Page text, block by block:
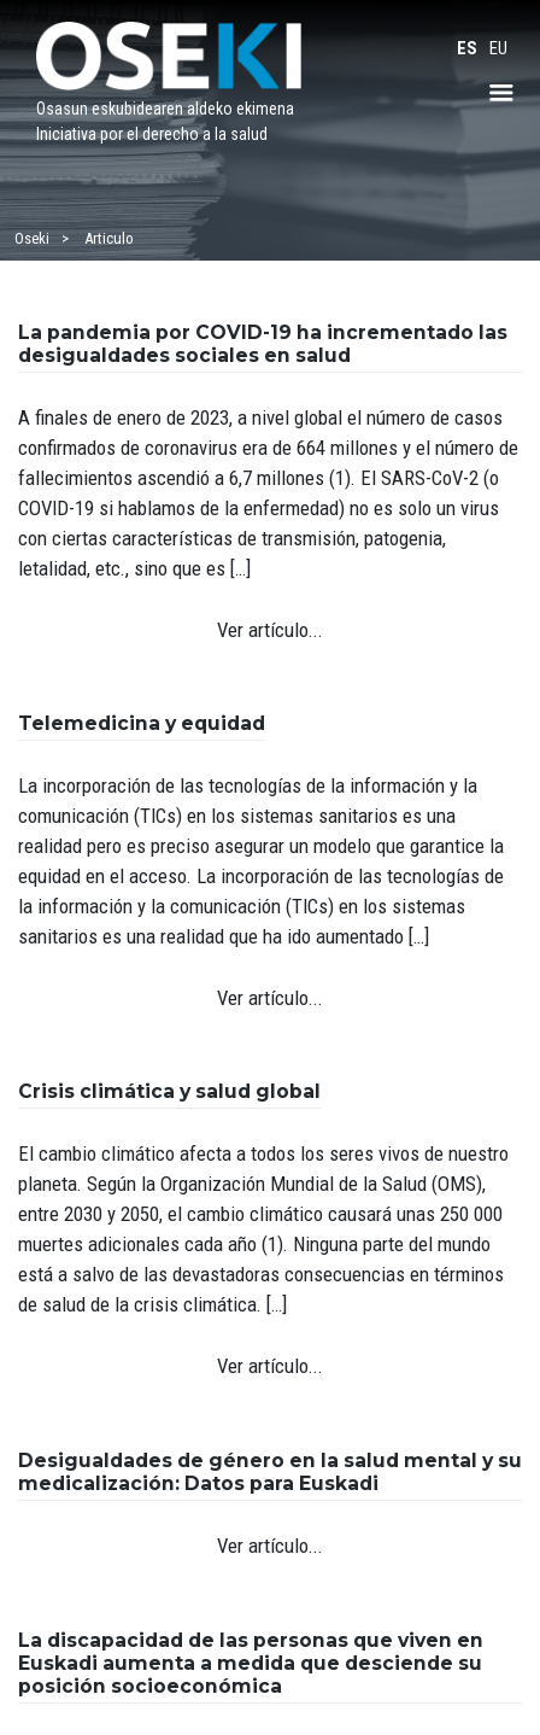
contenido
Osasun eskubidearen aldeko ekimena
Iniciativa por el derecho a la salud
ES EU
Oseki Articulo
La pandemia por COVID-19 ha incrementado las
desigualdades sociales en salud
A finales de enero de 2023, a nivel global el número de casos
confirmados de coronavirus era de 664 millones y el número de
fallecimientos ascendió a 6,7 millones (1). El SARS-CoV-2 (o
COVID-19 si hablamos de la enfermedad) no es solo un virus
con ciertas características de transmisión, patogenia,
letalidad, etc., sino que es […]
Ver artículo...
Telemedicina y equidad
La incorporación de las tecnologías de la información y la
comunicación (TICs) en los sistemas sanitarios es una
realidad pero es preciso asegurar un modelo que garantice la
equidad en el acceso. La incorporación de las tecnologías de
la información y la comunicación (TICs) en los sistemas
sanitarios es una realidad que ha ido aumentado […]
Ver artículo...
Crisis climática y salud global
El cambio climático afecta a todos los seres vivos de nuestro
planeta. Según la Organización Mundial de la Salud (OMS),
entre 2030 y 2050, el cambio climático causará unas 250 000
muertes adicionales cada año (1). Ninguna parte del mundo
está a salvo de las devastadoras consecuencias en términos
de salud de la crisis climática. […]
Ver artículo...
Desigualdades de género en la salud mental y su
medicalización: Datos para Euskadi
Ver artículo...
La discapacidad de las personas que viven en
Euskadi aumenta a medida que desciende su
posición socioeconómica